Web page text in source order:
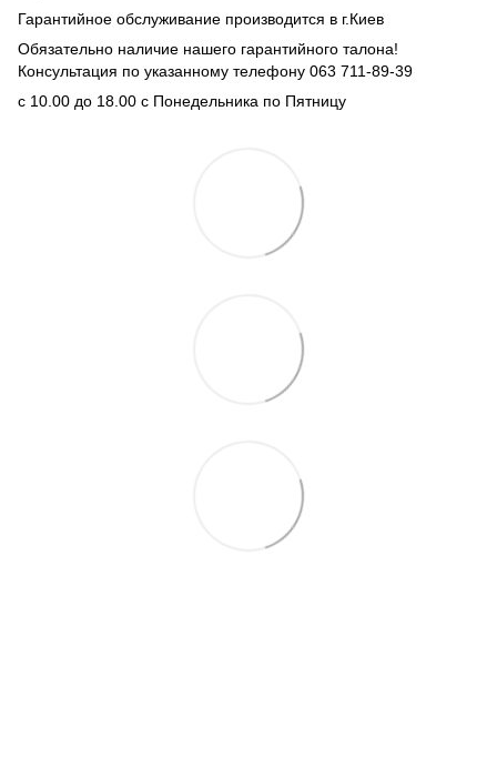
Гарантийное обслуживание производится в г.Киев
Обязательно наличие нашего гарантийного талона!
Консультация по указанному телефону 063 711-89-39
с 10.00 до 18.00 с Понедельника по Пятницу